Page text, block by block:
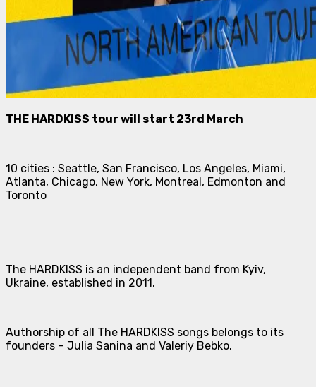
THE HARDKISS tour will start 23rd March
10 cities : Seattle, San Francisco, Los Angeles, Miami,
Atlanta, Chicago, New York, Montreal, Edmonton and
Toronto
The HARDKISS is an independent band from Kyiv,
Ukraine, established in 2011.
Authorship of all The HARDKISS songs belongs to its
founders – Julia Sanina and Valeriy Bebko.